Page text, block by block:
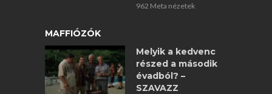
962 Meta nézetek
MAFFIÓZÓK
Melyik a kedvenc
részed a második
évadból? –
SZAVAZZ